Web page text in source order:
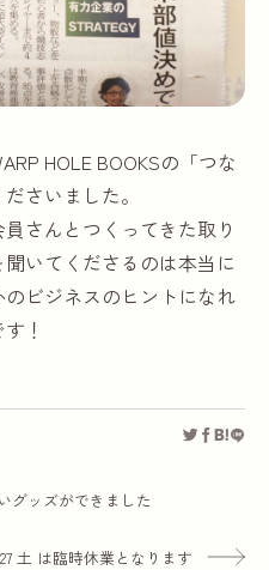
HOLE BOOKSの「つな
さいました。
さんとつくってきた取り
いてくださるのは本当に
ビジネスのヒントになれ
！
グッズができました
土 は臨時休業となります